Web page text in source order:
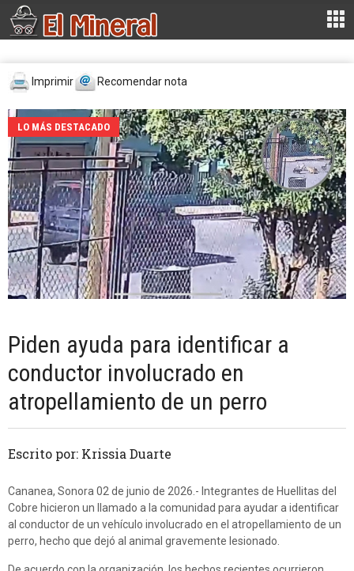
Imprimir Recomendar nota
LO MÁS DESTACADO
Piden ayuda para identificar a
conductor involucrado en
atropellamiento de un perro
Escrito por: Krissia Duarte
Cananea, Sonora 02 de junio de 2026.- Integrantes de Huellitas del
Cobre hicieron un llamado a la comunidad para ayudar a identificar
al conductor de un vehículo involucrado en el atropellamiento de un
perro, hecho que dejó al animal gravemente lesionado.